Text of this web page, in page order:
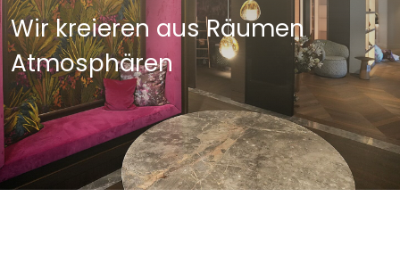
Wir kreieren aus Räumen
Atmosphären